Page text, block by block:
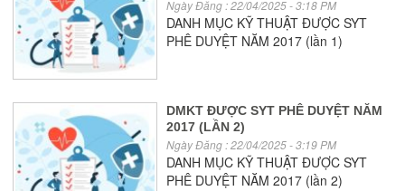
Ngày Đăng : 22/04/2025 - 3:18 PM
DANH MỤC KỸ THUẬT ĐƯỢC SYT
PHÊ DUYỆT NĂM 2017 (lần 1)
DMKT ĐƯỢC SYT PHÊ DUYỆT NĂM
2017 (LẦN 2)
Ngày Đăng : 22/04/2025 - 3:19 PM
DANH MỤC KỸ THUẬT ĐƯỢC SYT
PHÊ DUYỆT NĂM 2017 (lần 2)